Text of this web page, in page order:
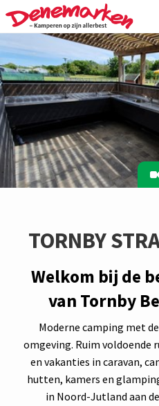
TORNBY
Welkom bij de
van Tornby
Moderne camping met
omgeving. Ruim voldoende
en vakanties in caravan,
hutten, kamers en
in Noord-Jutland aan